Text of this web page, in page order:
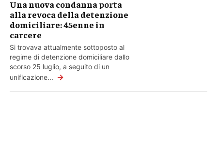
Una nuova condanna porta
alla revoca della detenzione
domiciliare: 45enne in
carcere
Si trovava attualmente sottoposto al
regime di detenzione domiciliare dallo
scorso 25 luglio, a seguito di un
unificazione... →